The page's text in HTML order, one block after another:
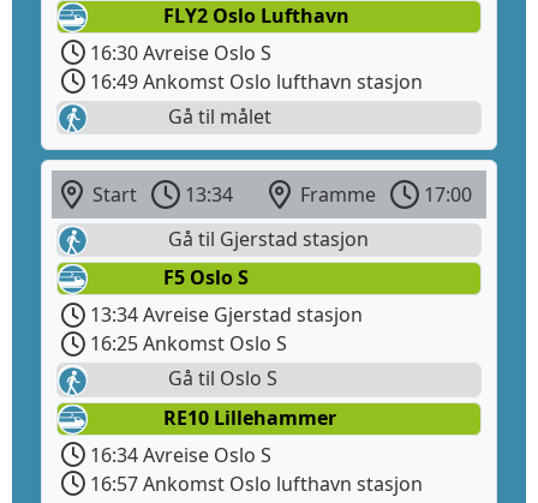
FLY2 Oslo Lufthavn
16:30 Avreise Oslo S
16:49 Ankomst Oslo lufthavn stasjon
Gå til målet
Start 13:34 Framme
17:00
Gå til Gjerstad stasjon
F5 Oslo S
13:34 Avreise Gjerstad stasjon
16:25 Ankomst Oslo S
Gå til Oslo S
RE10 Lillehammer
16:34 Avreise Oslo S
16:57 Ankomst Oslo lufthavn stasjon